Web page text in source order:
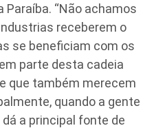
“Não achamos
receberem o
se beneficiam com os
parte desta cadeia
que também merecem
quando a gente
dá a principal fonte de